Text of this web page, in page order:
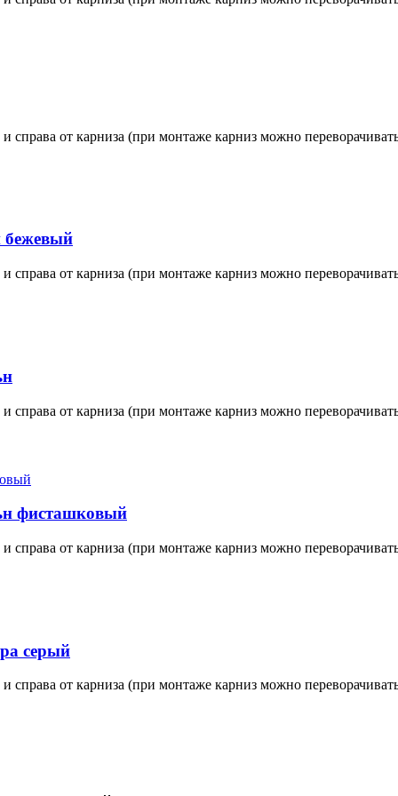
справа от карниза (при монтаже карниз можно
бежевый
справа от карниза (при монтаже карниз можно
справа от карниза (при монтаже карниз можно
фисташковый
справа от карниза (при монтаже карниз можно
серый
справа от карниза (при монтаже карниз можно